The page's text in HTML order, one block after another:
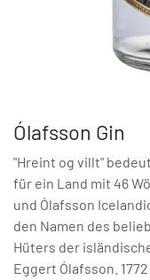
Ólafsson Gin
"Hreint og villt"
für ein Land mit 46
und Ólafsson
den Namen des
Hüters der
Eggert Ólafsson.